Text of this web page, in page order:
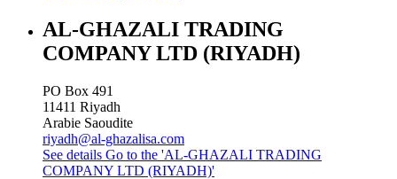
AL-GHAZALI TRADING
COMPANY LTD (RIYADH)
PO Box 491
11411 Riyadh
Arabie Saoudite
riyadh@al-ghazalisa.com
See details Go to the 'AL-GHAZALI TRADING
COMPANY LTD (RIYADH)'